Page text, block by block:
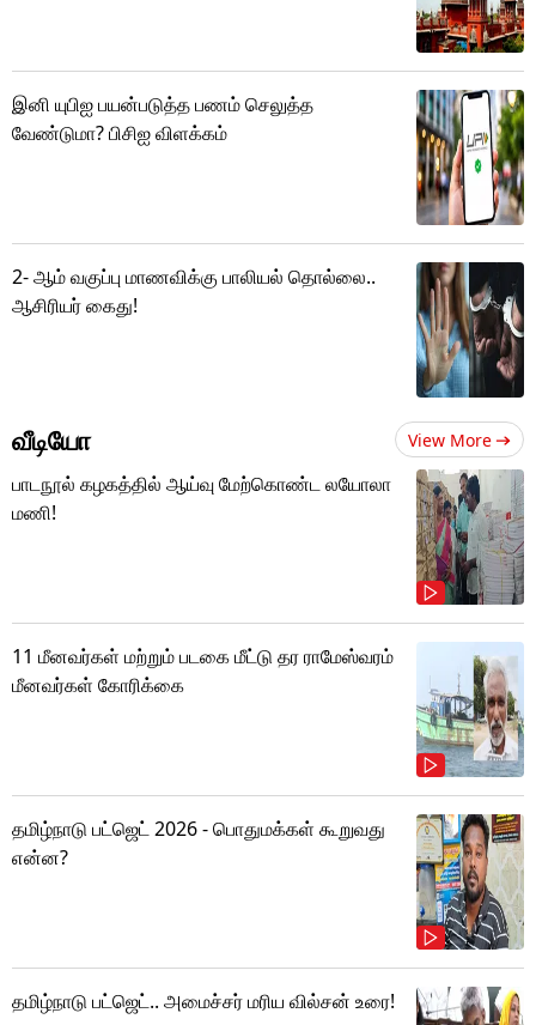
இனி யுபிஐ பயன்படுத்த பணம் செலுத்த
வேண்டுமா? பிசிஐ விளக்கம்
2- ஆம் வகுப்பு மாணவிக்கு பாலியல் தொல்லை..
ஆசிரியர் கைது!
வீடியோ View More
பாடநூல் கழகத்தில் ஆய்வு மேற்கொண்ட லயோலா
மணி!
11 மீனவர்கள் மற்றும் படகை மீட்டு தர ராமேஸ்வரம்
மீனவர்கள் கோரிக்கை
தமிழ்நாடு பட்ஜெட் 2026 - பொதுமக்கள் கூறுவது
என்ன?
தமிழ்நாடு பட்ஜெட்.. அமைச்சர் மரிய வில்சன் உரை!